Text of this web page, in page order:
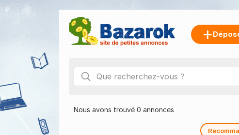
Nous avons trouvé 0 annonces